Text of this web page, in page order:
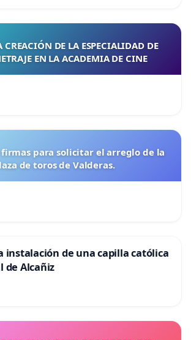
CREACIÓN DE LA ESPECIALIDAD DE
EN LA ACADEMIA DE CINE
firmas para solicitar el arreglo de la
de toros de Valderas.
instalación de una capilla católica
de Alcañiz